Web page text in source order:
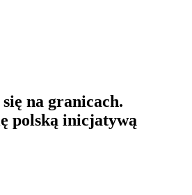
na granicach.
polską inicjatywą